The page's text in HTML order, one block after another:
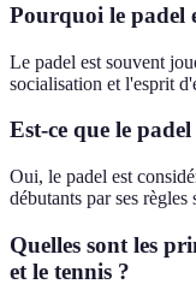
Pourquoi le padel
Le padel est souvent
socialisation et l'esprit
Est-ce que le
Oui, le padel est
débutants par ses
Quelles sont les
et le tennis ?